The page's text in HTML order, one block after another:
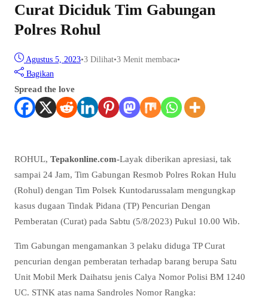
Curat Diciduk Tim Gabungan
Polres Rohul
Agustus 5, 2023•3 Dilihat•3 Menit membaca•
Bagikan
Spread the love
ROHUL, Tepakonline.com-Layak diberikan apresiasi, tak
sampai 24 Jam, Tim Gabungan Resmob Polres Rokan Hulu
(Rohul) dengan Tim Polsek Kuntodarussalam mengungkap
kasus dugaan Tindak Pidana (TP) Pencurian Dengan
Pemberatan (Curat) pada Sabtu (5/8/2023) Pukul 10.00 Wib.
Tim Gabungan mengamankan 3 pelaku diduga TP Curat
pencurian dengan pemberatan terhadap barang berupa Satu
Unit Mobil Merk Daihatsu jenis Calya Nomor Polisi BM 1240
UC. STNK atas nama Sandroles Nomor Rangka: